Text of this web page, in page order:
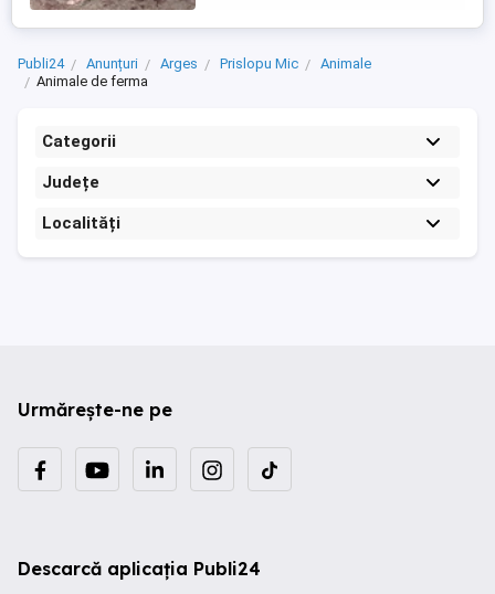
Publi24 Anunțuri Arges Prislopu Mic
Animale
Animale de ferma
Categorii
Județe
Localități
Urmărește-ne pe
Descarcă aplicația Publi24